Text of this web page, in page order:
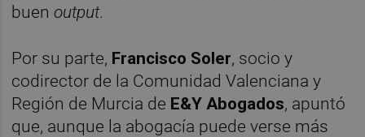
buenoutput.
Por su parte, Francisco Soler, socio y
codirector de la Comunidad Valenciana y
Región de Murcia de E&Y Abogados, apuntó
que, aunque la abogacía puede verse más